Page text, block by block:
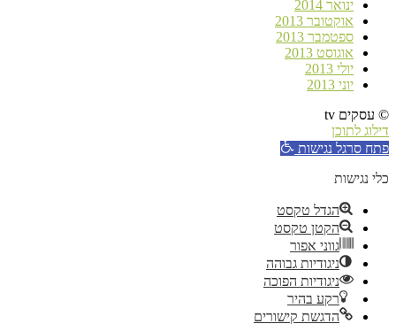
ינואר 2014
אוקטובר 2013
ספטמבר 2013
אוגוסט 2013
יולי 2013
יוני 2013
© עסקים tv
דילוג לתוכן
פתח סרגל נגישות
כלי נגישות
הגדל טקסט
הקטן טקסט
גווני אפור
ניגודיות גבוהה
ניגודיות הפוכה
רקע בהיר
הדגשת קישורים